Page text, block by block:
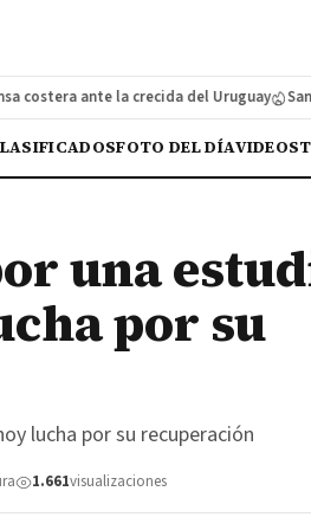
ante la crecida del Uruguay Santo
FOTO DEL DÍAVIDEOS
una
por su
lucha por su recuperación
1.661visualizaciones